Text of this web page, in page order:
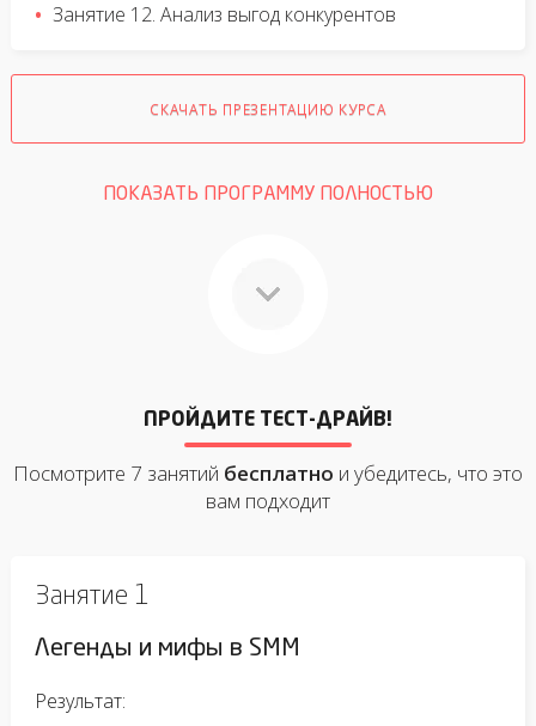
Занятие 12. Анализ выгод конкурентов
СКАЧАТЬ ПРЕЗЕНТАЦИЮ КУРСА
ПОКАЗАТЬ ПРОГРАММУ ПОЛНОСТЬЮ
ПРОЙДИТЕ ТЕСТ-ДРАЙВ!
Посмотрите 7 занятий бесплатно и убедитесь, что это
вам подходит
Занятие 1
Легенды и мифы в SMM
Результат: